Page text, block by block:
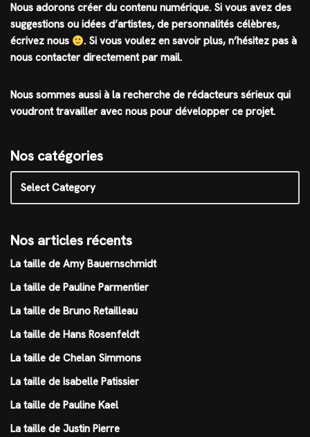
Nous adorons créer du contenu numérique. Si vous avez des
suggestions ou idées d’artistes, de personnalités célèbres,
écrivez nous
. Si vous voulez en savoir plus, n’hésitez pas à
nous contacter directement par mail.
Nous sommes aussi à la recherche de rédacteurs sérieux qui
voudront travailler avec nous pour développer ce projet.
Nos catégories
Nos articles récents
La taille de Amy Bauernschmidt
La taille de Pauline Parmentier
La taille de Bruno Retailleau
La taille de Hans Rosenfeldt
La taille de Chelan Simmons
La taille de Isabelle Patissier
La taille de Pauline Kael
La taille de Justin Pierre